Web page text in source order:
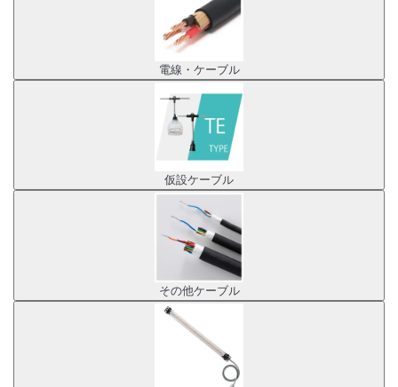
電線・ケーブル
仮設ケーブル
その他ケーブル